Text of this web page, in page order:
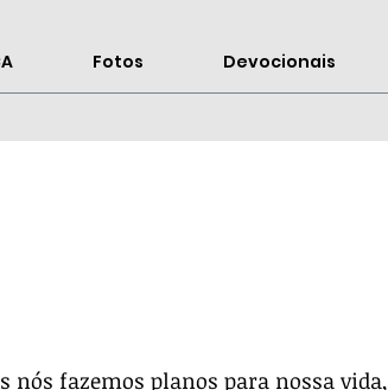
Fotos Devocionais
nós fazemos planos para nossa vida,